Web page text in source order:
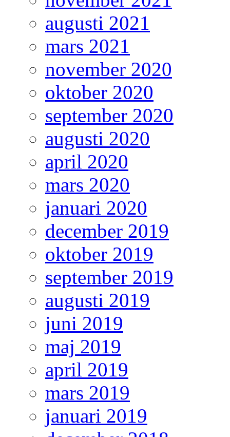
augusti 2021
mars 2021
november 2020
oktober 2020
september 2020
augusti 2020
april 2020
mars 2020
januari 2020
december 2019
oktober 2019
september 2019
augusti 2019
juni 2019
maj 2019
april 2019
mars 2019
januari 2019